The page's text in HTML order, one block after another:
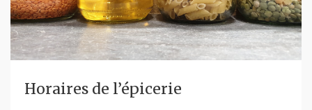
Horaires de l’épicerie